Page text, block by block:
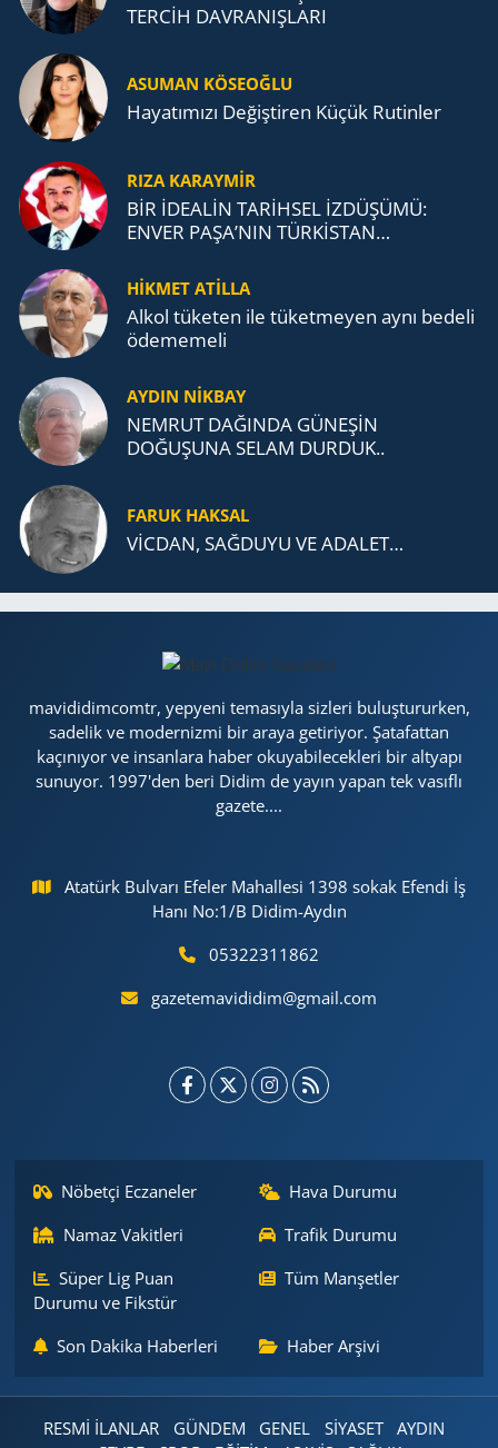
TERCİH DAVRANIŞLARI
ASUMAN KÖSEOĞLU
Ha­ya­tı­mı­zı De­ğiş­ti­ren Küçük Ru­tin­ler
RIZA KARAYMIR
BİR İDEALİN TARİHSEL İZDÜŞÜMÜ:
ENVER PAŞA’NIN TÜRKİSTAN
TEŞKİLATI’NA UZANAN MİRASI
HİKMET ATİLLA
Alkol tü­ke­ten ile tü­ket­me­yen aynı be­de­li
öde­me­me­li
AYDIN NİKBAY
NEMRUT DAĞINDA GÜNEŞİN
DOĞUŞUNA SELAM DURDUK..
FARUK HAKSAL
VİCDAN, SAĞ­DU­YU VE ADA­LET…
mavididimcomtr, yepyeni temasıyla sizleri buluştururken,
sadelik ve modernizmi bir araya getiriyor. Şatafattan
kaçınıyor ve insanlara haber okuyabilecekleri bir altyapı
sunuyor. 1997'den beri Didim de yayın yapan tek vasıflı
gazete....
Atatürk Bulvarı Efeler Mahallesi 1398 sokak Efendi İş
Hanı No:1/B Didim-Aydın
05322311862
gazetemavididim@gmail.com
Nöbetçi Eczaneler
Hava Durumu
Namaz Vakitleri
Trafik Durumu
Süper Lig Puan
Durumu ve Fikstür
Tüm Manşetler
Son Dakika Haberleri Haber Arşivi
RESMİ İLANLAR GÜNDEM GENEL SİYASET
AYDIN